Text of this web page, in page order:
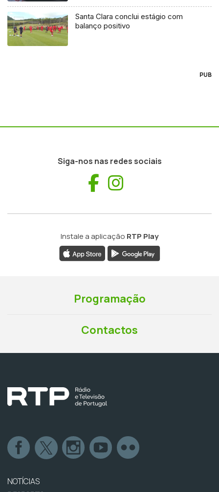
Santa Clara conclui estágio com
balanço positivo
PUB
Siga-nos nas redes sociais
Facebook
Instale a aplicação RTP Play
Programação
Contactos
NOTÍCIAS